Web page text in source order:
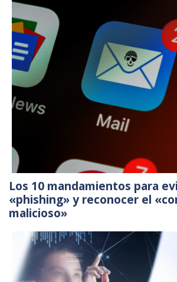
Los 10 mandamientos para
«phishing» y reconocer el
malicioso»